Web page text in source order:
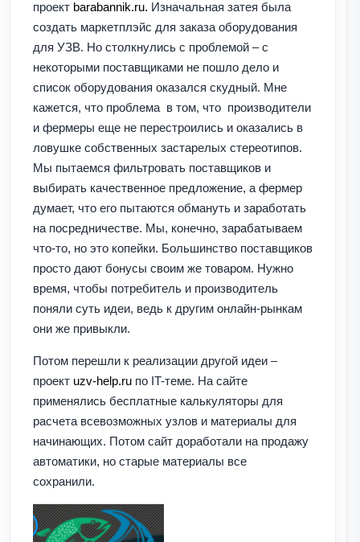
проект barabannik.ru. Изначальная затея была
создать маркетплэйс для заказа оборудования
для УЗВ. Но столкнулись с проблемой – с
некоторыми поставщиками не пошло дело и
список оборудования оказался скудный. Мне
кажется, что проблема в том, что производители
и фермеры еще не перестроились и оказались в
ловушке собственных застарелых стереотипов.
Мы пытаемся фильтровать поставщиков и
выбирать качественное предложение, а фермер
думает, что его пытаются обмануть и заработать
на посредничестве. Мы, конечно, зарабатываем
что-то, но это копейки. Большинство поставщиков
просто дают бонусы своим же товаром. Нужно
время, чтобы потребитель и производитель
поняли суть идеи, ведь к другим онлайн-рынкам
они же привыкли.
Потом перешли к реализации другой идеи –
проект uzv-help.ru по IT-теме. На сайте
применялись бесплатные калькуляторы для
расчета всевозможных узлов и материалы для
начинающих. Потом сайт доработали на продажу
автоматики, но старые материалы все
сохранили.